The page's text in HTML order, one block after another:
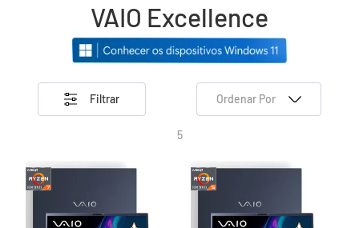
VAIO Excellence
Filtrar Ordenar Por
5